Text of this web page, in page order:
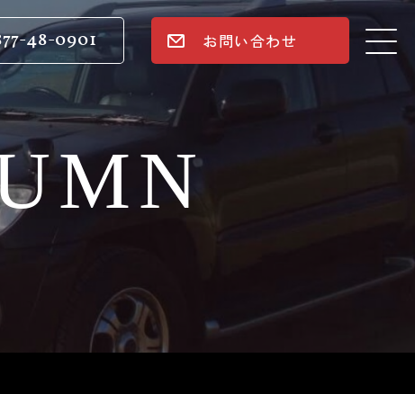
48-0901 お問い合わせ